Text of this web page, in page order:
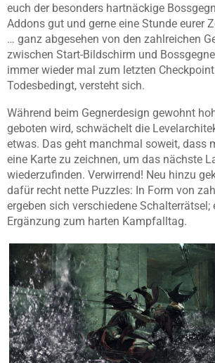
euch der besonders hartnäckige
Addons gut und gerne eine Stunde eurer
… ganz abgesehen von den zahlreichen
zwischen Start-Bildschirm und
immer wieder mal zum letzten
Todesbedingt, versteht sich.
Während beim Gegnerdesign gewohnt
geboten wird, schwächelt die
etwas. Das geht manchmal soweit, dass
eine Karte zu zeichnen, um das nächste
wiederzufinden. Verwirrend! Neu hinzu
dafür recht nette Puzzles: In Form von
ergeben sich verschiedene
Ergänzung zum harten Kampfalltag.